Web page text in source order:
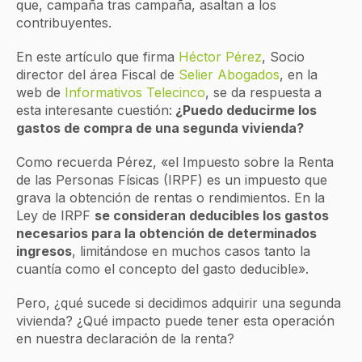
que, campaña tras campaña, asaltan a los
contribuyentes.
En este artículo que firma Héctor Pérez, Socio
director del área Fiscal de Selier Abogados, en la
web de Informativos Telecinco, se da respuesta a
esta interesante cuestión: ¿Puedo deducirme los
gastos de compra de una segunda vivienda?
Como recuerda Pérez, «el Impuesto sobre la Renta
de las Personas Físicas (IRPF) es un impuesto que
grava la obtención de rentas o rendimientos. En la
Ley de IRPF se consideran deducibles los gastos
necesarios para la obtención de determinados
ingresos, limitándose en muchos casos tanto la
cuantía como el concepto del gasto deducible».
Pero, ¿qué sucede si decidimos adquirir una segunda
vivienda? ¿Qué impacto puede tener esta operación
en nuestra declaración de la renta?